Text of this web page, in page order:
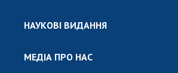
НАУКОВІ ВИДАННЯ
МЕДІА ПРО НАС